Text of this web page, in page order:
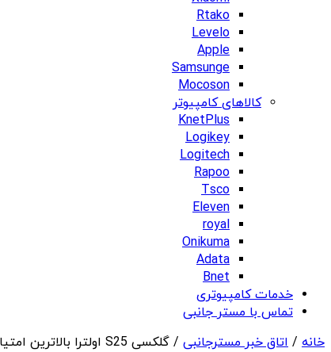
Rtako
Levelo
Apple
Samsunge
Mocoson
کالاهای کامپیوتر
KnetPlus
Logikey
Logitech
Rapoo
Tsco
Eleven
royal
Onikuma
Adata
Bnet
خدمات کامپیوتری
تماس با مستر جانبی
خانه / اتاق خبر مسترجانبی / گلکسی S25 اولترا بالاترین امتیاز تعمیرپذیری را از iFixit دریافت کرد